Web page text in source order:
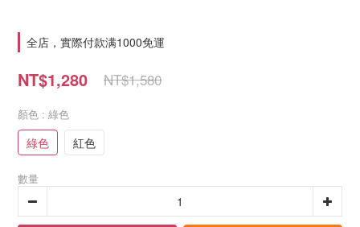
全店，實際付款满1000免運
NT$1,280 NT$1,580
顏色 : 綠色
綠色 紅色
數量